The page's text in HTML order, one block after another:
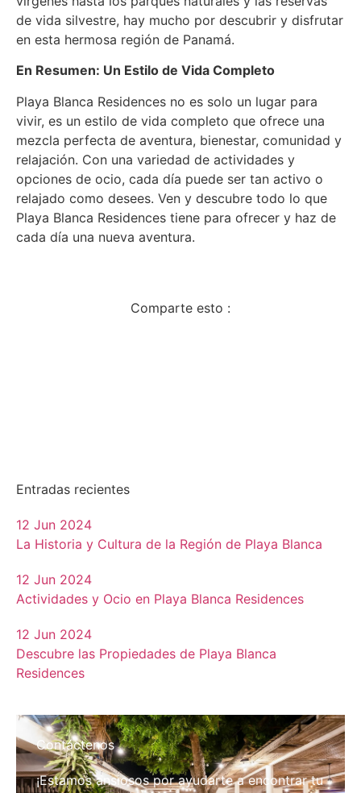
de vida silvestre, hay mucho por descubrir y disfrutar
en esta hermosa región de Panamá.
En Resumen: Un Estilo de Vida Completo
Playa Blanca Residences no es solo un lugar para
vivir, es un estilo de vida completo que ofrece una
mezcla perfecta de aventura, bienestar, comunidad y
relajación. Con una variedad de actividades y
opciones de ocio, cada día puede ser tan activo o
relajado como desees. Ven y descubre todo lo que
Playa Blanca Residences tiene para ofrecer y haz de
cada día una nueva aventura.
Comparte esto :
Entradas recientes
12 Jun 2024
La Historia y Cultura de la Región de Playa Blanca
12 Jun 2024
Actividades y Ocio en Playa Blanca Residences
12 Jun 2024
Descubre las Propiedades de Playa Blanca
Residences
Contáctenos
¡Estamos ansiosos por ayudarte a encontrar tu